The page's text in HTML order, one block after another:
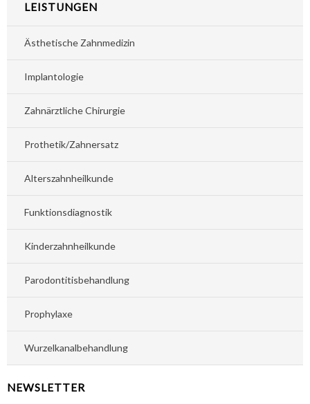
LEISTUNGEN
Ästhetische Zahnmedizin
Implantologie
Zahnärztliche Chirurgie
Prothetik/Zahnersatz
Alterszahnheilkunde
Funktionsdiagnostik
Kinderzahnheilkunde
Parodontitisbehandlung
Prophylaxe
Wurzelkanalbehandlung
NEWSLETTER